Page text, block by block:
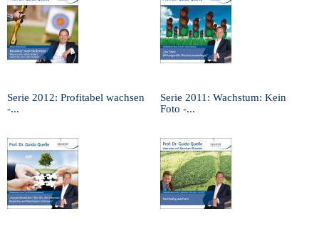
Serie 2012: Profitabel wachsen
-...
Serie 2011: Wachstum: Kein
Foto -...